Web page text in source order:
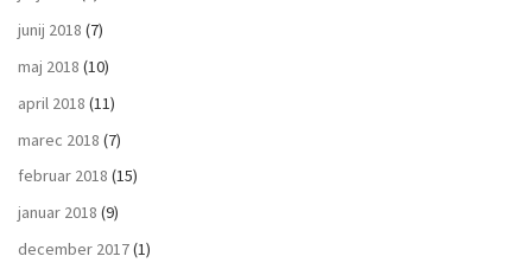
junij 2018 (7)
maj 2018 (10)
april 2018 (11)
marec 2018 (7)
februar 2018 (15)
januar 2018 (9)
december 2017(1)